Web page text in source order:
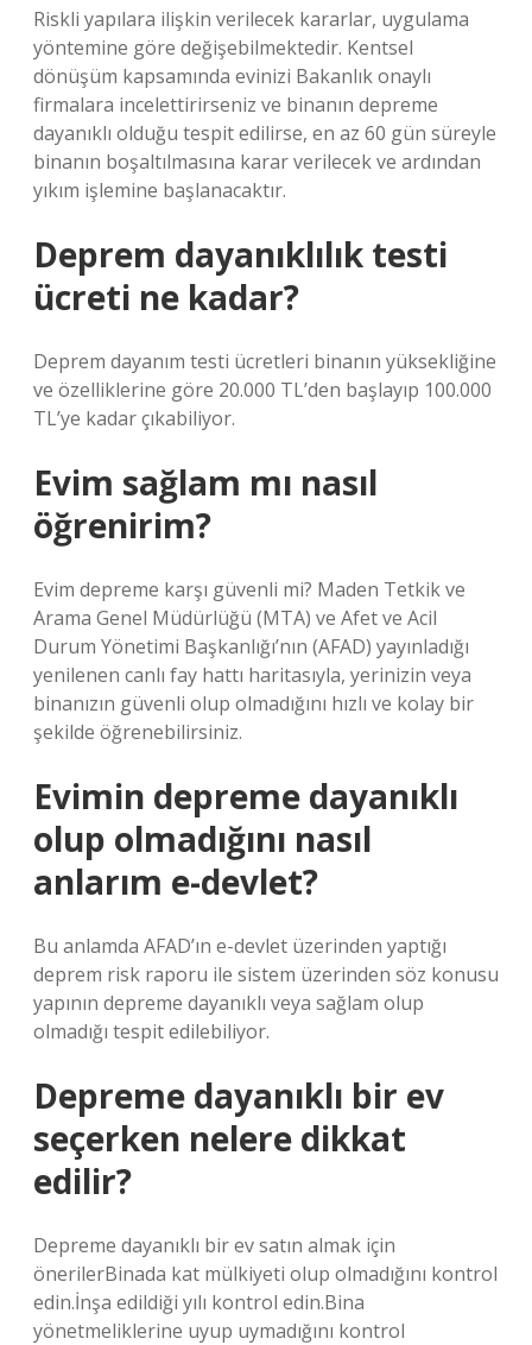
Riskli yapılara ilişkin verilecek kararlar, uygulama
yöntemine göre değişebilmektedir. Kentsel
dönüşüm kapsamında evinizi Bakanlık onaylı
firmalara incelettirirseniz ve binanın depreme
dayanıklı olduğu tespit edilirse, en az 60 gün süreyle
binanın boşaltılmasına karar verilecek ve ardından
yıkım işlemine başlanacaktır.
Deprem dayanıklılık testi
ücreti ne kadar?
Deprem dayanım testi ücretleri binanın yüksekliğine
ve özelliklerine göre 20.000 TL’den başlayıp 100.000
TL’ye kadar çıkabiliyor.
Evim sağlam mı nasıl
öğrenirim?
Evim depreme karşı güvenli mi? Maden Tetkik ve
Arama Genel Müdürlüğü (MTA) ve Afet ve Acil
Durum Yönetimi Başkanlığı’nın (AFAD) yayınladığı
yenilenen canlı fay hattı haritasıyla, yerinizin veya
binanızın güvenli olup olmadığını hızlı ve kolay bir
şekilde öğrenebilirsiniz.
Evimin depreme dayanıklı
olup olmadığını nasıl
anlarım e-devlet?
Bu anlamda AFAD’ın e-devlet üzerinden yaptığı
deprem risk raporu ile sistem üzerinden söz konusu
yapının depreme dayanıklı veya sağlam olup
olmadığı tespit edilebiliyor.
Depreme dayanıklı bir ev
seçerken nelere dikkat
edilir?
Depreme dayanıklı bir ev satın almak için
önerilerBinada kat mülkiyeti olup olmadığını kontrol
edin.İnşa edildiği yılı kontrol edin.Bina
yönetmeliklerine uyup uymadığını kontrol